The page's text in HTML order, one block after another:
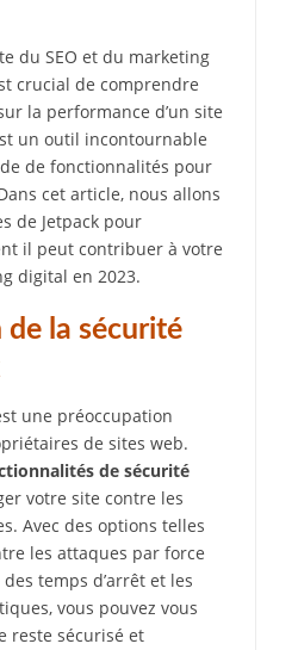
du SEO et du marketing
crucial de comprendre
la performance d’un site
un outil incontournable
de fonctionnalités pour
cet article, nous allons
de Jetpack pour
il peut contribuer à votre
digital en 2023.
la sécurité
une préoccupation
de sites web.
de sécurité
votre site contre les
Avec des options telles
les attaques par force
temps d’arrêt et les
vous pouvez vous
reste sécurisé et